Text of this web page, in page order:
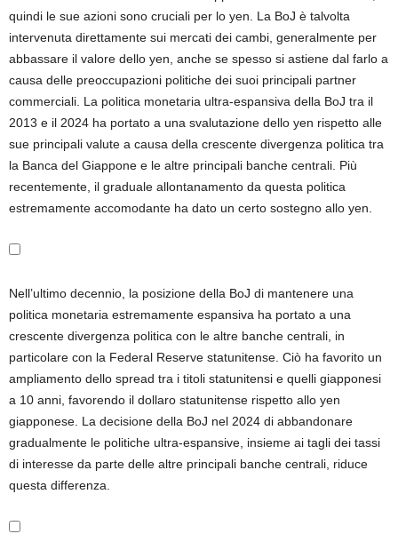
quindi le sue azioni sono cruciali per lo yen. La BoJ è talvolta
intervenuta direttamente sui mercati dei cambi, generalmente per
abbassare il valore dello yen, anche se spesso si astiene dal farlo a
causa delle preoccupazioni politiche dei suoi principali partner
commerciali. La politica monetaria ultra-espansiva della BoJ tra il
2013 e il 2024 ha portato a una svalutazione dello yen rispetto alle
sue principali valute a causa della crescente divergenza politica tra
la Banca del Giappone e le altre principali banche centrali. Più
recentemente, il graduale allontanamento da questa politica
estremamente accomodante ha dato un certo sostegno allo yen.
Nell’ultimo decennio, la posizione della BoJ di mantenere una
politica monetaria estremamente espansiva ha portato a una
crescente divergenza politica con le altre banche centrali, in
particolare con la Federal Reserve statunitense. Ciò ha favorito un
ampliamento dello spread tra i titoli statunitensi e quelli giapponesi
a 10 anni, favorendo il dollaro statunitense rispetto allo yen
giapponese. La decisione della BoJ nel 2024 di abbandonare
gradualmente le politiche ultra-espansive, insieme ai tagli dei tassi
di interesse da parte delle altre principali banche centrali, riduce
questa differenza.